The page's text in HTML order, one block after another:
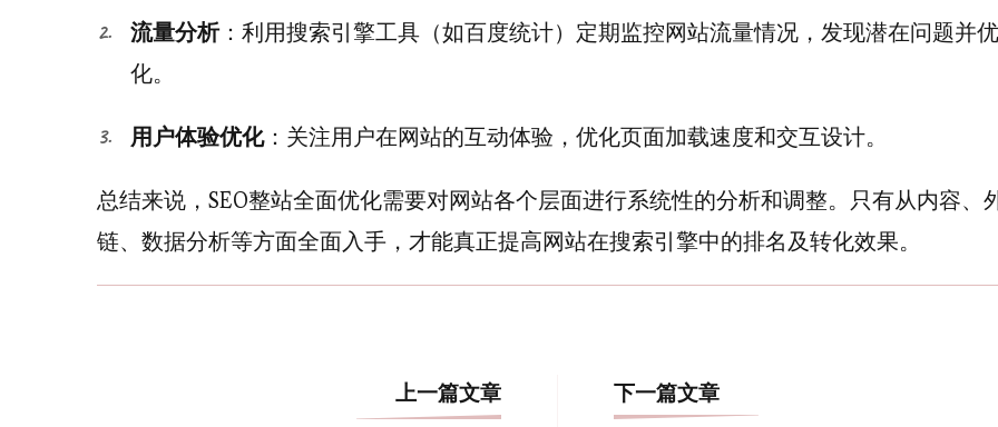
流量分析：利用搜索引擎工具（如百度统计）定期监控网站流量情况，发现潜在问题并优
化。
用户体验优化：关注用户在网站的互动体验，优化页面加载速度和交互设计。
总结来说，SEO整站全面优化需要对网站各个层面进行系统性的分析和调整。只有从内容、
链、数据分析等方面全面入手，才能真正提高网站在搜索引擎中的排名及转化效果。
上一篇文章 下一篇文章